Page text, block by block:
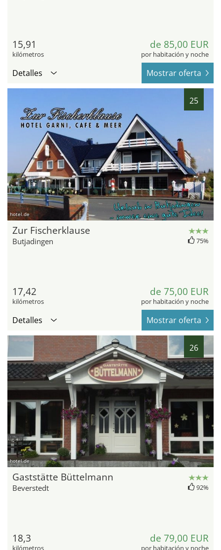
15,91
kilómetros
de 85,00 EUR
por habitación y noche
Detalles Mostrar oferta
25
hotel.de
Zur Fischerklause
Butjadingen 75%
17,42
kilómetros
de 75,00 EUR
por habitación y noche
Detalles Mostrar oferta
26
hotel.de
Gaststätte Büttelmann
Beverstedt 92%
18,3 de 79,00 EUR